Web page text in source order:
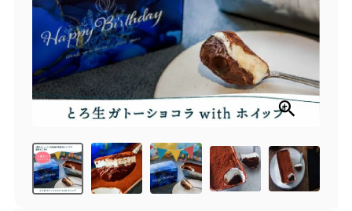
とろ生 まとめ買いお得
セット
お中元
紅茶toroaTea
メルマガ会員様限定
濃抹茶とろ生ガトーシ
ョコラ
とろ生シュー
クッキー缶
お誕生日セット